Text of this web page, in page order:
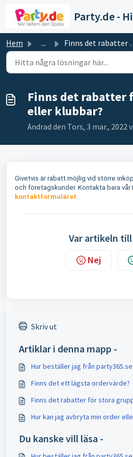
Party.de -
Hem ... Finns det rabatter för stora grupper eller klubbar?
Finns det rabatter
eller klubbar?
Ändrad den Tors, 3 mar., 2022
Givetvis är rabatt möjlig vid större
och företagskunder. Kontakta bara vår
kontaktformuläret.
Var artikeln
Nej
Skriv ut
Artiklar i denna mapp -
Hur beställer jag från
Finns det ett lägsta ordervärde?
Finns det rabatter för stora
Hur kan jag avbryta min order
Du kanske vill läsa -